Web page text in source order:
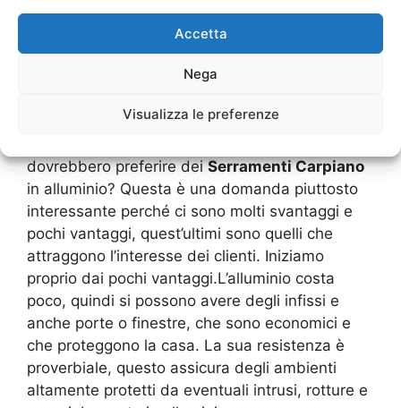
Accetta
Nega
Visualizza le preferenze
che permette di avere comunque dei costi
ridotti per quanto riguarda i
Carpiano.Oggi sono molto usati perché
l’alluminio ha avuto un forte abbattimento dei
materia prima secondaria, cioè che deriva da
dovrebbero preferire deiSerramenti Carpiano
in alluminio? Questa è una domanda piuttosto
interessante perché ci sono molti svantaggi e
pochi vantaggi, quest’ultimi sono quelli che
attraggono l’interesse dei clienti. Iniziamo
proprio dai pochi vantaggi.L’alluminio costa
poco, quindi si possono avere degli infissi e
anche porte o finestre, che sono economici e
che proteggono la casa. La sua resistenza è
proverbiale, questo assicura degli ambienti
altamente protetti da eventuali intrusi, rotture e